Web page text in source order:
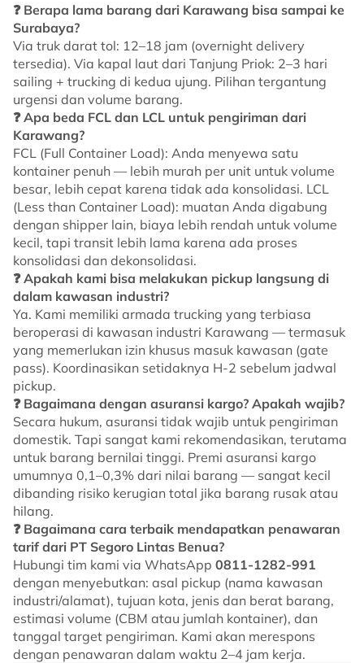
❓ Berapa lama barang dari Karawang bisa sampai ke
Surabaya?
Via truk darat tol: 12–18 jam (overnight delivery
tersedia). Via kapal laut dari Tanjung Priok: 2–3 hari
sailing + trucking di kedua ujung. Pilihan tergantung
urgensi dan volume barang.
❓ Apa beda FCL dan LCL untuk pengiriman dari
Karawang?
FCL (Full Container Load): Anda menyewa satu
kontainer penuh — lebih murah per unit untuk volume
besar, lebih cepat karena tidak ada konsolidasi. LCL
(Less than Container Load): muatan Anda digabung
dengan shipper lain, biaya lebih rendah untuk volume
kecil, tapi transit lebih lama karena ada proses
konsolidasi dan dekonsolidasi.
❓ Apakah kami bisa melakukan pickup langsung di
dalam kawasan industri?
Ya. Kami memiliki armada trucking yang terbiasa
beroperasi di kawasan industri Karawang — termasuk
yang memerlukan izin khusus masuk kawasan (gate
pass). Koordinasikan setidaknya H-2 sebelum jadwal
pickup.
❓ Bagaimana dengan asuransi kargo? Apakah wajib?
Secara hukum, asuransi tidak wajib untuk pengiriman
domestik. Tapi sangat kami rekomendasikan, terutama
untuk barang bernilai tinggi. Premi asuransi kargo
umumnya 0,1–0,3% dari nilai barang — sangat kecil
dibanding risiko kerugian total jika barang rusak atau
hilang.
❓ Bagaimana cara terbaik mendapatkan penawaran
tarif dari PT Segoro Lintas Benua?
Hubungi tim kami via WhatsApp 0811-1282-991
dengan menyebutkan: asal pickup (nama kawasan
industri/alamat), tujuan kota, jenis dan berat barang,
estimasi volume (CBM atau jumlah kontainer), dan
tanggal target pengiriman. Kami akan merespons
dengan penawaran dalam waktu 2–4 jam kerja.